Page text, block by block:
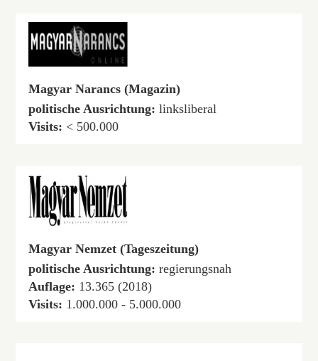
Magyar Narancs (Magazin)
politische Ausrichtung: linksliberal
Visits: < 500.000
Magyar Nemzet (Tageszeitung)
politische Ausrichtung: regierungsnah
Auflage: 13.365 (2018)
Visits: 1.000.000 - 5.000.000